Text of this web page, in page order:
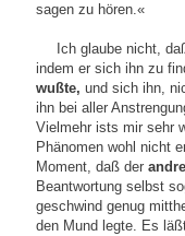
sagen zu hören.«
Ich glaube nicht,
indem er sich ihn zu
wußte, und sich ihn,
ihn bei aller
Vielmehr ists mir sehr
Phänomen wohl nicht
Moment, daß der andre
Beantwortung selbst
geschwind genug
den Mund legte. Es